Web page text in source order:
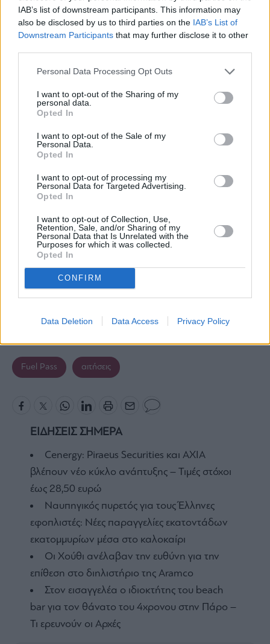
IAB’s list of downstream participants. This information may
also be disclosed by us to third parties on the IAB’s List of
Downstream Participants that may further disclose it to other
Personal Data Processing Opt Outs
I want to opt-out of the Sharing of my
personal data.
Opted In
I want to opt-out of the Sale of my
Personal Data.
Opted In
I want to opt-out of processing my
Personal Data for Targeted Advertising.
Opted In
I want to opt-out of Collection, Use,
Retention, Sale, and/or Sharing of my
Personal Data that Is Unrelated with the
Purposes for which it was collected.
Opted In
CONFIRM
Data Deletion Data Access Privacy Policy
Fuel Pass αιτήσεις
ΕΙΔΗΣΕΙΣ ΣΗΜΕΡΑ
Cenergy: Piraeus Securities και AXIA
βλέπουν νέο κύκλο ανάπτυξης – Τιμές στόχοι
έως 28,50 ευρώ
Ναυπηγικός πυρετός για τους Έλληνες
εφοπλιστές: Νέες παραγγελίες εκατοντάδων
εκατομμυρίων μέσα στο καλοκαίρι
Οι Χούθι ανέλαβαν την ευθύνη για την
επίθεση στο διηλιστήριο της Aramco
Στον εισαγγελέα ο ιδιοκτήτης του beach
bar για τον θάνατο του 4χρονου στην Πάρο –
Τι ερευνούν οι Αρχές